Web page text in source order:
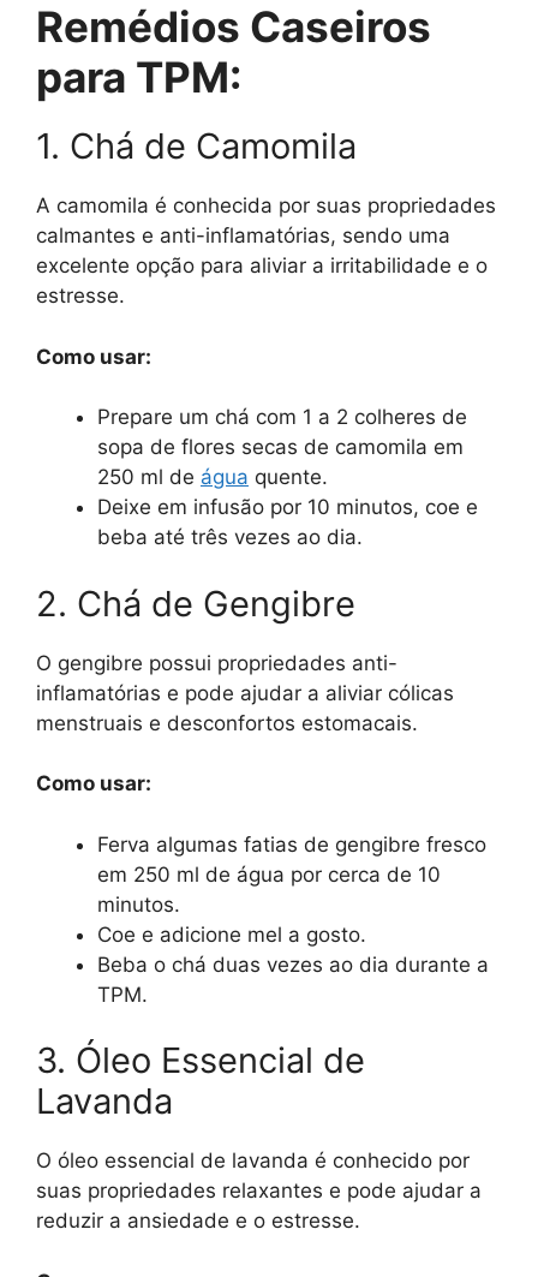
Remédios Caseiros
para TPM:
1. Chá de Camomila
A camomila é conhecida por suas propriedades
calmantes e anti-inflamatórias, sendo uma
excelente opção para aliviar a irritabilidade e o
estresse.
Como usar:
Prepare um chá com 1 a 2 colheres de
sopa de flores secas de camomila em
250 ml de água quente.
Deixe em infusão por 10 minutos, coe e
beba até três vezes ao dia.
2. Chá de Gengibre
O gengibre possui propriedades anti-
inflamatórias e pode ajudar a aliviar cólicas
menstruais e desconfortos estomacais.
Como usar:
Ferva algumas fatias de gengibre fresco
em 250 ml de água por cerca de 10
minutos.
Coe e adicione mel a gosto.
Beba o chá duas vezes ao dia durante a
TPM.
3. Óleo Essencial de
Lavanda
O óleo essencial de lavanda é conhecido por
suas propriedades relaxantes e pode ajudar a
reduzir a ansiedade e o estresse.